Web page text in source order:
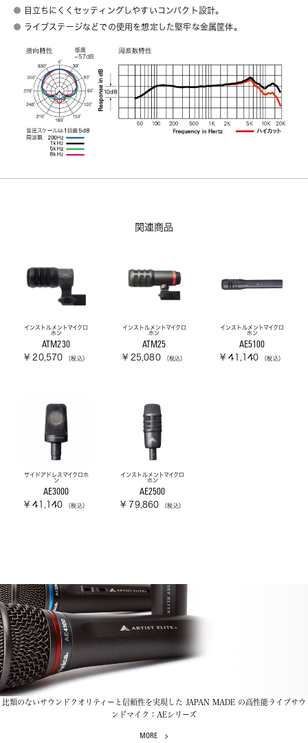
目立ちにくくセッティングしやすいコンパクト設計。
ライブステージなどでの使用を想定した堅牢な金属筐体。
関連商品
インストルメントマイクロ
ホン
ATM230
¥ 20,570 （税込）
インストルメントマイクロ
ホン
ATM25
¥ 25,080 （税込）
インストルメントマイクロ
ホン
AE5100
¥ 41,140 （税込）
サイドアドレスマイクロホ
ン
AE3000
¥ 41,140 （税込）
インストルメントマイクロ
ホン
AE2500
¥ 79,860 （税込）
比類のないサウンドクオリティーと信頼性を実現した JAPAN MADE の高性能ライブサウ
ンドマイク：AEシリーズ
MORE